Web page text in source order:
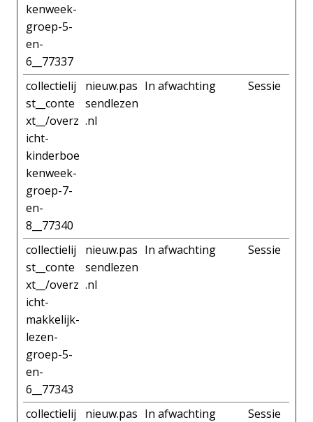
kenweek-
groep-5-
en-
6__77337
collectielij
st__conte
xt__/overz
icht-
kinderboe
kenweek-
groep-7-
en-
8__77340
nieuw.pas
sendlezen
.nl
In afwachting Sessie
collectielij
st__conte
xt__/overz
icht-
makkelijk-
lezen-
groep-5-
en-
6__77343
nieuw.pas
sendlezen
.nl
In afwachting Sessie
collectielij
nieuw.pas In afwachting Sessie